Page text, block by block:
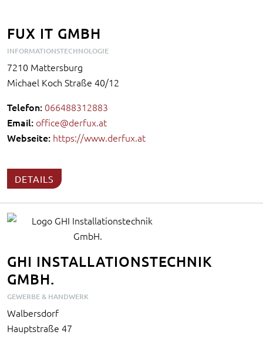
FUX IT GMBH
INFORMATIONSTECHNOLOGIE
7210 Mattersburg
Michael Koch Straße 40/12
Telefon: 066488312883
Email: office@derfux.at
Webseite: https://www.derfux.at
DETAILS
GHI INSTALLATIONSTECHNIK
GMBH.
GEWERBE & HANDWERK
Walbersdorf
Hauptstraße 47